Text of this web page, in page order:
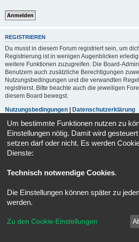
REGISTRIEREN
Du musst in diesem Forum registriert sein, um
Registrierung ist in wenigen Augenblicken
weitere Funktionen zuzugreifen. Die Board-
Benutzern auch zusätzliche Berechtigungen
Nutzungsbedingungen und die verwandten
registrierst. Bitte beachte auch die jeweiligen
diesem Board bewegst.
Nutzungsbedingungen
Datenschutzerklärung
Registrieren
Powered byphpBB ® Forum Software ©
Datenschutz|
Um bestimmte Funktionen nutzen zu
Einstellungen nötig. Damit wird
setzen darf oder nicht. Es werden
Dienste:
Technisch notwendige Cookies.
Die Einstellungen können später zu
werden.
Zu den Cookie-Einstellungen